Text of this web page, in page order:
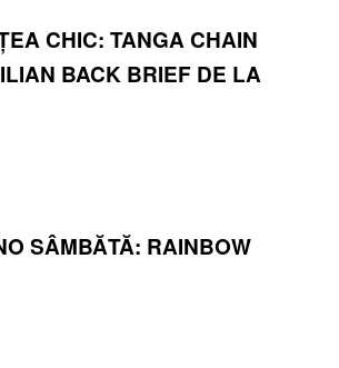
CHIC: TANGA CHAIN
BACK BRIEF DE LA
SÂMBĂTĂ: RAINBOW